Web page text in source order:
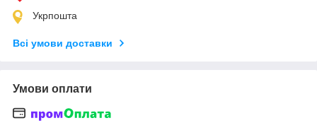
Укрпошта
Всі умови доставки
Умови оплати